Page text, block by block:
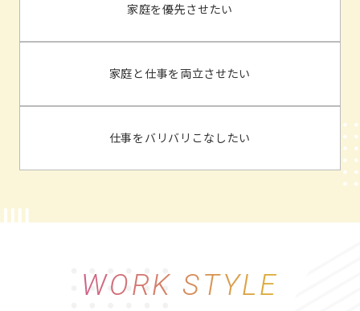
家庭を優先させたい
家庭と仕事を両立させたい
仕事をバリバリこなしたい
WORK STYLE